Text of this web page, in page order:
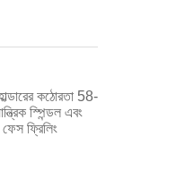
কঠোরতা 58-
স্পিন্ডল এবং
ফ্রিলিং